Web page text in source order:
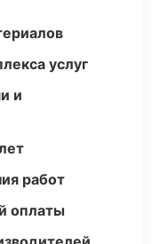
услуг
и
работ
оплаты